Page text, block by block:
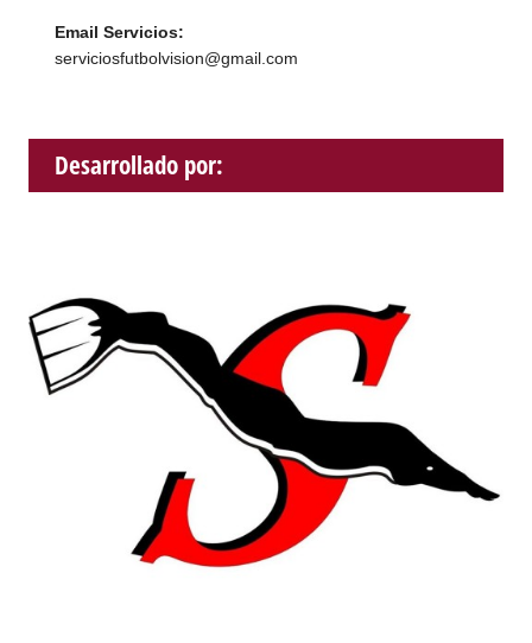
Email Servicios:
serviciosfutbolvision@gmail.com
Desarrollado por: